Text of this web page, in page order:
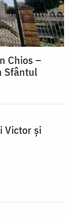
Chios –
Sfântul
Victor și